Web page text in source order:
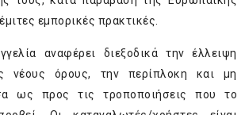
εμπορικές πρακτικές.
αναφέρει διεξοδικά την έλλειψη
νέους όρους, την περίπλοκη και μη
ως προς τις τροποποιήσεις που το